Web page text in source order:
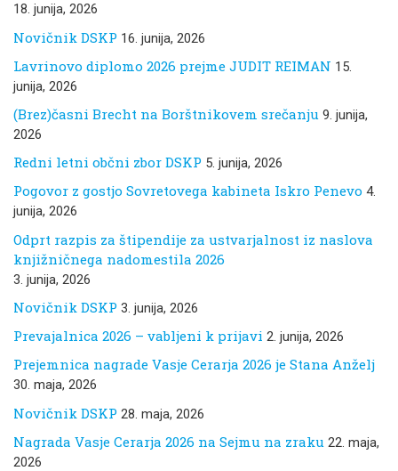
18. junija, 2026
Novičnik DSKP 16. junija, 2026
Lavrinovo diplomo 2026 prejme JUDIT REIMAN 15.
junija, 2026
(Brez)časni Brecht na Borštnikovem srečanju 9. junija,
2026
Redni letni občni zbor DSKP 5. junija, 2026
Pogovor z gostjo Sovretovega kabineta Iskro Penevo 4.
junija, 2026
Odprt razpis za štipendije za ustvarjalnost iz naslova
knjižničnega nadomestila 2026
3. junija, 2026
Novičnik DSKP 3. junija, 2026
Prevajalnica 2026 – vabljeni k prijavi 2. junija, 2026
Prejemnica nagrade Vasje Cerarja 2026 je Stana Anželj
30. maja, 2026
Novičnik DSKP 28. maja, 2026
Nagrada Vasje Cerarja 2026 na Sejmu na zraku 22. maja,
2026